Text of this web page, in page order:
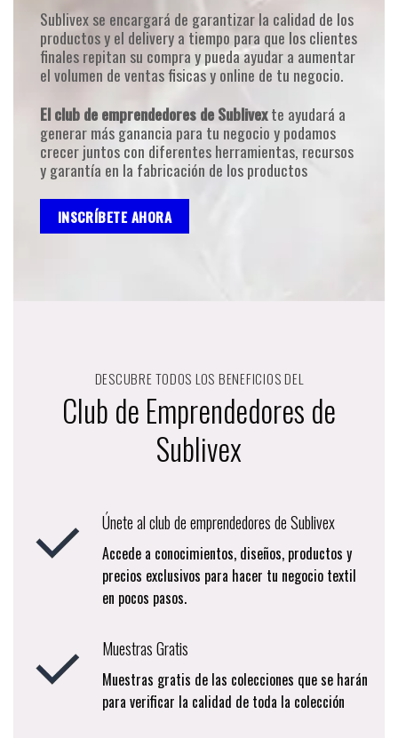
Sublivex se encargará de garantizar la calidad de los
productos y el delivery a tiempo para que los clientes
finales repitan su compra y pueda ayudar a aumentar
el volumen de ventas fisicas y online de tu negocio.
El club de emprendedores de Sublivexte ayudará a
generar más ganancia para tu negocio y podamos
crecer juntos con diferentes herramientas, recursos
y garantía en la fabricación de los productos
INSCRÍBETE AHORA
DESCUBRE TODOS LOS BENEFICIOS DEL
Club de Emprendedores de
Sublivex
Únete al club de emprendedores de Sublivex
Accede a conocimientos, diseños, productos y
precios exclusivos para hacer tu negocio textil
en pocos pasos.
Muestras Gratis
Muestras gratis de las colecciones que se harán
para verificar la calidad de toda la colección